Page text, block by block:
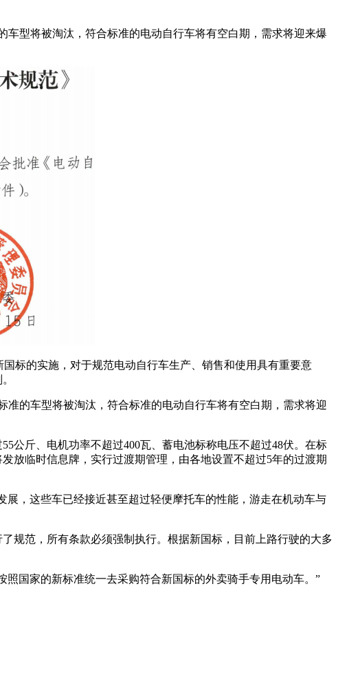
型将被淘汰，符合标准的电动自行车将有空白期，需求将迎来爆
国标的实施，对于规范电动自行车生产、销售和使用具有重要意
的车型将被淘汰，符合标准的电动自行车将有空白期，需求将迎
公斤、电机功率不超过400瓦、蓄电池标称电压不超过48伏。在标
放临时信息牌，实行过渡期管理，由各地设置不超过5年的过渡期
，这些车已经接近甚至超过轻便摩托车的性能，游走在机动车与
规范，所有条款必须强制执行。根据新国标，目前上路行驶的大多
国家的新标准统一去采购符合新国标的外卖骑手专用电动车。”